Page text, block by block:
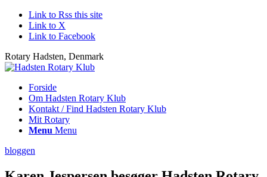
Link to Rss this site
Link to X
Link to Facebook
Rotary Hadsten, Denmark
Forside
Om Hadsten Rotary Klub
Kontakt / Find Hadsten Rotary Klub
Mit Rotary
Menu Menu
bloggen